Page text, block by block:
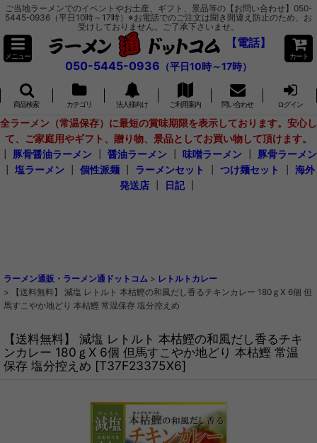
ご当地ラーメンでのイベントやお土産、ギフト、景品等の【お問い合わせ】050-
5445-0936（平日10時～17時）※お電話でのご注文は聞き間違え防止のため、お
受けしておりません。ご了承下さいませ。
メニュー
【電話】
050-5445-0936 （平日10時～17時）
カート
商品検索 カテゴリ 法人様向け ご利用案内 問い合わせ ログイン
全ラーメン（常温保存）に最短の賞味期限を表示しております。安心し
て、ご家庭用やギフト、贈り物、景品としてお買い物して頂けます。
豚骨醤油ラーメン 醤油ラーメン 味噌ラーメン
豚骨ラーメン
塩ラーメン 個性派麺 ラーメンセット つけ麺セット
海外
発送店
日記┃
ラーメン通販・ラーメン通ドットコム > レトルトカレー
>
【送料無料】 減塩 レトルト 本枯鰹の和風だし香るチキンカレー 180ｇX 6個 但
馬すこやか地どり 本枯鰹 常温保存 塩分控えめ
【送料無料】 減塩 レトルト 本枯鰹の和風だし香るチキ
ンカレー 180ｇX 6個 但馬すこやか地どり 本枯鰹 常温
保存 塩分控えめ [T37F23375X6]